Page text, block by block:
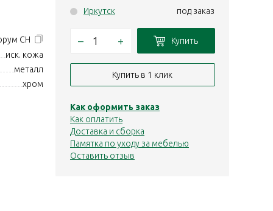
CH
иск. кожа
металл
хром
Иркутск
под заказ
– + Купить
Купить в 1 клик
Как оформить заказ
Как оплатить
Доставка и сборка
Памятка по уходу за мебелью
Оставить отзыв